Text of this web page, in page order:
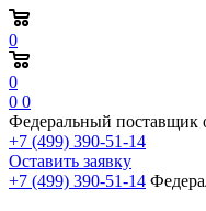
0
0
0 0
Федеральный поставщик
+7 (499) 390-51-14
Оставить заявку
+7 (499) 390-51-14